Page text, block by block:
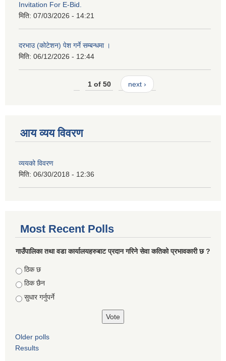
Invitation For E-Bid.
मिति: 07/03/2026 - 14:21
दरभाउ (कोटेशन) पेश गर्ने सम्बन्धमा ।
मिति: 06/12/2026 - 12:44
1 of 50 next ›
आय व्यय विवरण
व्ययको विवरण
मिति: 06/30/2018 - 12:36
Most Recent Polls
गाउँपालिका तथा वडा कार्यालयहरुबाट प्रदान गरिने सेवा कतिको प्रभावकारी छ ?
Choices
ठिक छ
ठिक छैन
सुधार गर्नुपर्ने
Older polls
Results